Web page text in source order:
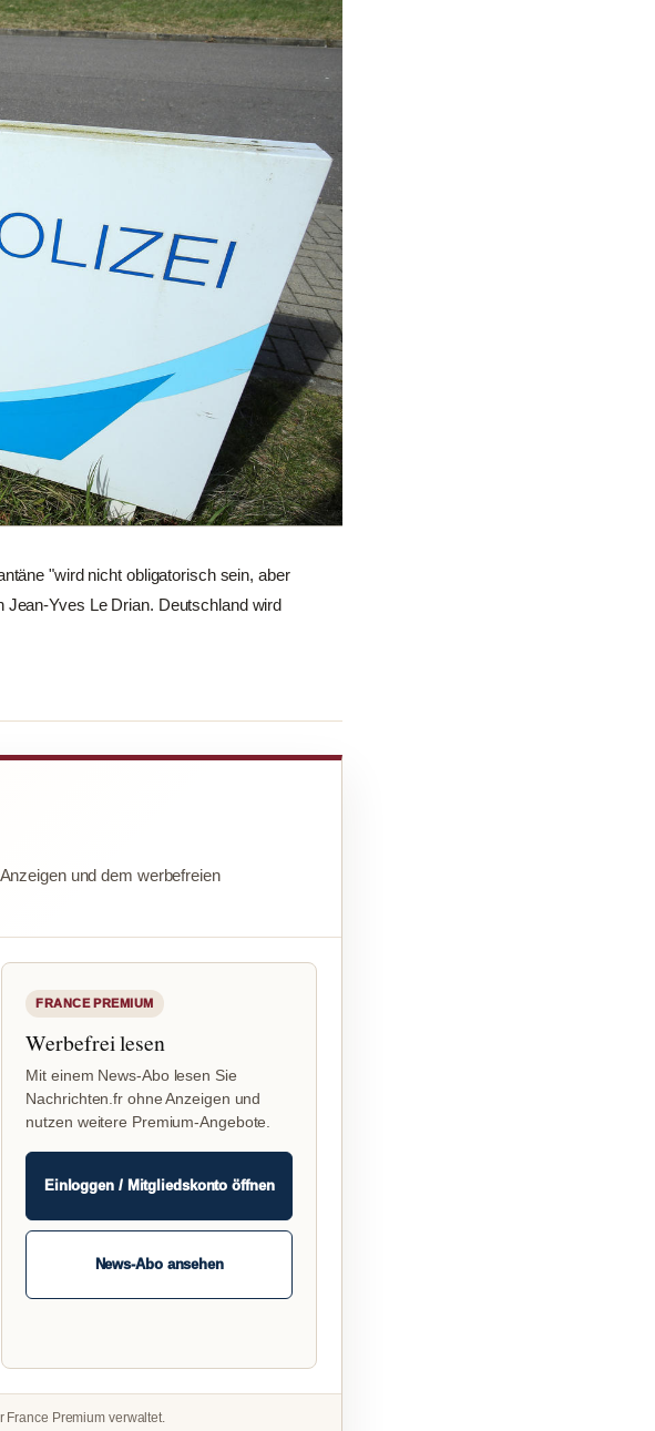
"wird nicht obligatorisch sein, aber
Jean-Yves Le Drian. Deutschland wird
und dem werbefreien
FRANCE PREMIUM
Werbefrei lesen
Mit einem News-Abo lesen Sie
Nachrichten.fr ohne Anzeigen und
nutzen weitere Premium-Angebote.
Einloggen / Mitgliedskonto öffnen
News-Abo ansehen
France Premium verwaltet.